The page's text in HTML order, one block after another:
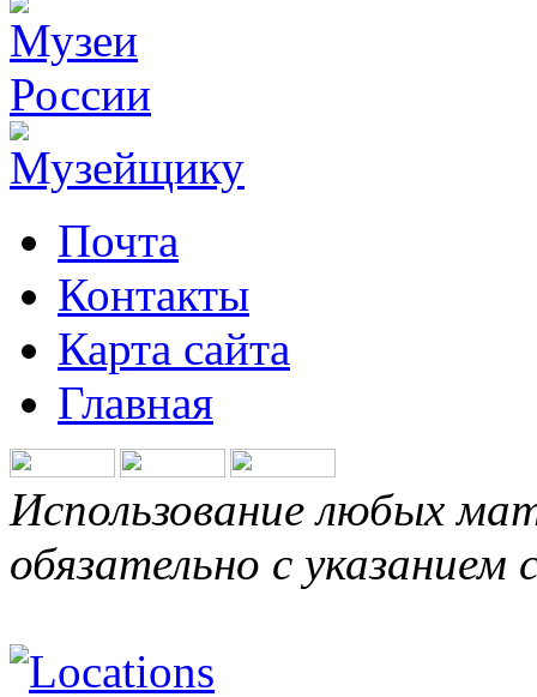
Почта
Контакты
Карта сайта
Главная
Использование любых
обязательно с указанием